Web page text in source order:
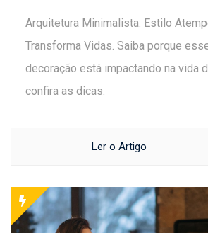
Arquitetura Minimalista: Estilo
Transforma Vidas. Saiba porque
decoração está impactando na vida
confira as dicas.
Ler o Artigo